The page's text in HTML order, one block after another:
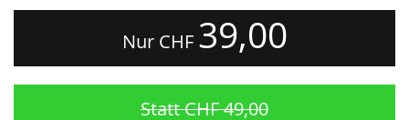
Nur CHF 39,00
Statt CHF 49,00